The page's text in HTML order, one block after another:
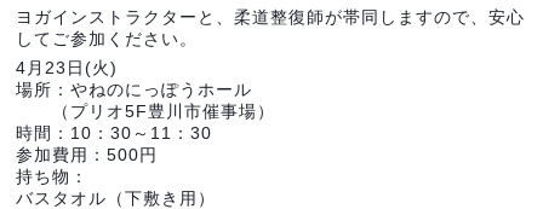
ヨガインストラクターと、柔道整復師が帯同しますので、安心
してご参加ください。
4月23日(火)
場所：やねのにっぽうホール
（プリオ5F豊川市催事場）
時間：10：30～11：30
参加費用：500円
持ち物：
バスタオル（下敷き用）